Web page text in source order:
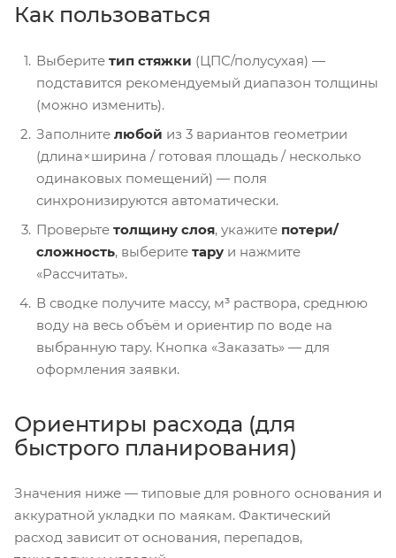
Как пользоваться
Выберите тип стяжки (ЦПС/полусухая) —
подставится рекомендуемый диапазон толщины
(можно изменить).
Заполните любой из 3 вариантов геометрии
(длина×ширина / готовая площадь / несколько
одинаковых помещений) — поля
синхронизируются автоматически.
Проверьте толщину слоя, укажите потери/
сложность, выберите тару и нажмите
«Рассчитать».
В сводке получите массу, м³ раствора, среднюю
воду на весь объём и ориентир по воде на
выбранную тару. Кнопка «Заказать» — для
оформления заявки.
Ориентиры расхода (для
быстрого планирования)
Значения ниже — типовые для ровного основания и
аккуратной укладки по маякам. Фактический
расход зависит от основания, перепадов,